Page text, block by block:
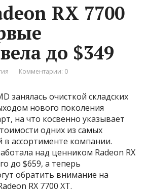
RX 7700
до $349
Комментарии: 0
занялась очисткой складских
нового поколения
на что косвенно указывает
одних из самых
ассортименте компании.
над ценником Radeon RX
до $659, а теперь
обратить внимание на
RX 7700 XT.